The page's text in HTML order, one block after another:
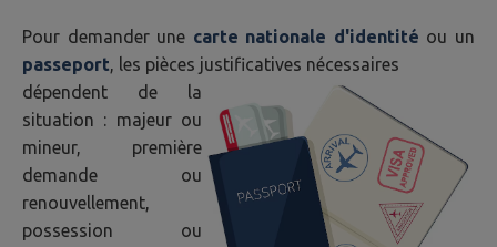
Pour demander une carte nationale d'identité ou un
passeport, les pièces justificatives nécessaires
dépendent de la
situation : majeur ou
mineur, première
demande ou
renouvellement,
possession ou